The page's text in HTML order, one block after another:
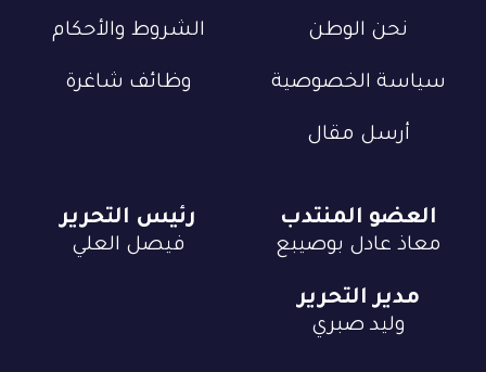
نحن الوطن الشروط والأحكام
سياسة الخصوصية وظائف شاغرة
أرسل مقال
العضو المنتدب
معاذ عادل بوصيبع
رئيس التحرير
فيصل العلي
مدير التحرير
وليد صبري